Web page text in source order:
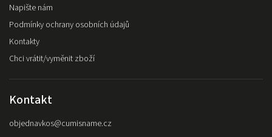
Napište nám
Podmínky ochrany osobních údajů
Kontakty
Chci vrátit/vyměnit zboží
Kontakt
objednavkos@cumisname.cz